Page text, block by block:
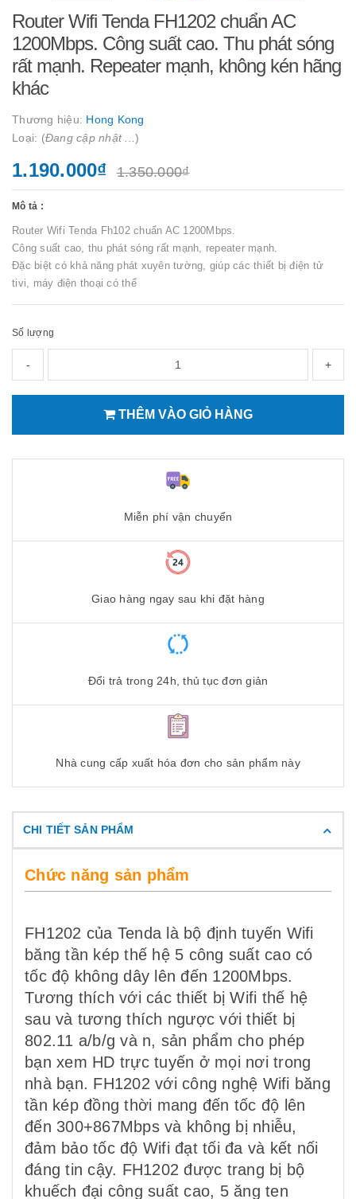
Router Wifi Tenda FH1202 chuẩn AC
1200Mbps. Công suất cao. Thu phát sóng
rất mạnh. Repeater mạnh, không kén hãng
khác
Thương hiệu: Hong Kong
Loại: (Đang cập nhật ... )
1.190.000₫ 1.350.000₫
Mô tả :
Router Wifi Tenda Fh102 chuẩn AC 1200Mbps.
Công suất cao, thu phát sóng rất mạnh, repeater mạnh.
Đặc biệt có khả năng phát xuyên tường, giúp các thiết bị điện tử
tivi, máy điện thoại có thể
Số lượng
- +
THÊM VÀO GIỎ HÀNG
Miễn phí vận chuyển
Giao hàng ngay sau khi đặt hàng
Đổi trả trong 24h, thủ tục đơn giản
Nhà cung cấp xuất hóa đơn cho sản phẩm này
CHI TIẾT SẢN PHẨM
Chức năng sản phẩm
FH1202 của Tenda là bộ định tuyến Wifi
băng tần kép thế hệ 5 công suất cao có
tốc độ không dây lên đến 1200Mbps.
Tương thích với các thiết bị Wifi thế hệ
sau và tương thích ngược với thiết bị
802.11 a/b/g và n, sản phẩm cho phép
bạn xem HD trực tuyến ở mọi nơi trong
nhà bạn. FH1202 với công nghệ Wifi băng
tần kép đồng thời mang đến tốc độ lên
đến 300+867Mbps và không bị nhiễu,
đảm bảo tốc độ Wifi đạt tối đa và kết nối
đáng tin cậy. FH1202 được trang bị bộ
khuếch đại công suất cao, 5 ăng ten